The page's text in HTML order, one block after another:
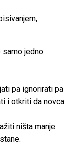
jedno.
pa ignorirati pa
i otkriti da novca
ništa manje